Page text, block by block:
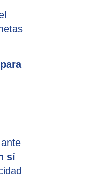
sí